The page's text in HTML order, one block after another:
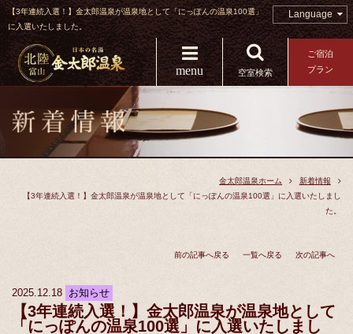
【3年連続入選！】金太郎温泉が温泉地として「にっぽんの温泉100選」
に入選いたしました。
Language
menu 空室検索
ご宿泊
プラン
金太郎温泉ホーム
新着情報
【3年連続入選！】金太郎温泉が温泉地として「にっぽんの温泉100選」に入選いたしまし
た。
前の記事へ戻る 一覧へ戻る 次の記事へ
2025.12.18 お知らせ
【3年連続入選！】金太郎温泉が温泉地として
「にっぽんの温泉100選」に入選いたしまし